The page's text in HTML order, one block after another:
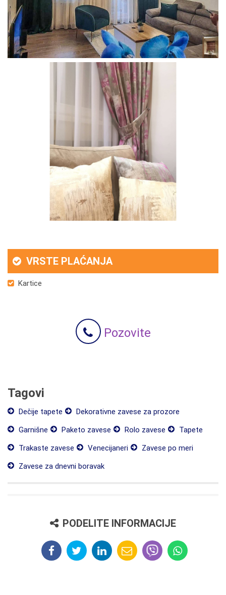
VRSTE PLAĆANJA
Kartice
Pozovite
Tagovi
Dečije tapete
Dekorativne zavese za prozore
Garnišne
Paketo zavese Rolo zavese
Tapete
Trakaste zavese
Venecijaneri
Zavese po meri
Zavese za dnevni boravak
PODELITE INFORMACIJE